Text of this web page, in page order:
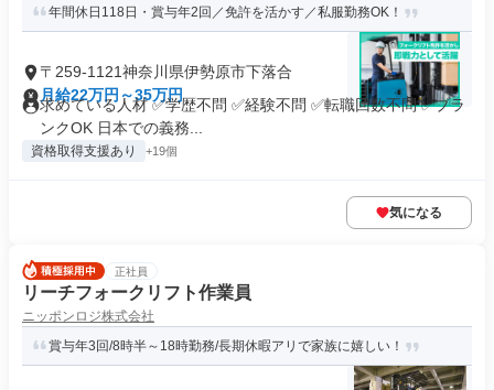
年間休日118日・賞与年2回／免許を活かす／私服勤務OK！
〒259-1121神奈川県伊勢原市下落合
月給22万円～35万円
求めている人材 ✅学歴不問 ✅経験不問 ✅転職回数不問 ✅ブラ
ンクOK 日本での義務...
資格取得支援あり +19個
気になる
正社員
リーチフォークリフト作業員
ニッポンロジ株式会社
賞与年3回/8時半～18時勤務/長期休暇アリで家族に嬉しい！